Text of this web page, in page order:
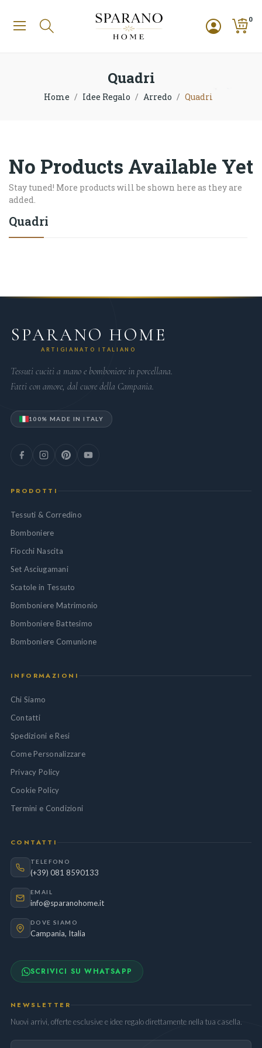
0
Quadri
Home Idee Regalo Arredo Quadri
Quadri
No Products Available Yet
Stay tuned! More products will be shown here as they are
added.
SPARANO HOME
ARTIGIANATO ITALIANO
Tessuti cuciti a mano e bomboniere in porcellana.
Fatti con amore, dal cuore della Campania.
100% MADE IN ITALY
PRODOTTI
Tessuti & Corredino
Bomboniere
Fiocchi Nascita
Set Asciugamani
Scatole in Tessuto
Bomboniere Matrimonio
Bomboniere Battesimo
Bomboniere Comunione
INFORMAZIONI
Chi Siamo
Contatti
Spedizioni e Resi
Come Personalizzare
Privacy Policy
Cookie Policy
Termini e Condizioni
CONTATTI
TELEFONO
(+39) 081 8590133
EMAIL
info@sparanohome.it
DOVE SIAMO
Campania, Italia
SCRIVICI SU WHATSAPP
NEWSLETTER
Nuovi arrivi, offerte esclusive e idee regalo direttamente nella tua casella.